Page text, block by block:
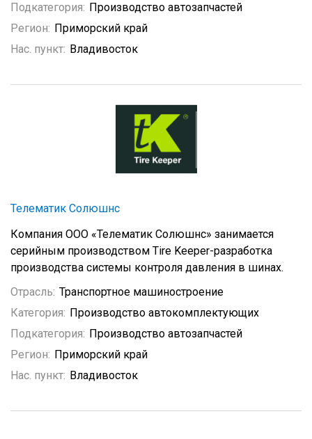
Подкатегория: Производство автозапчастей
Регион: Приморский край
Нас. пункт: Владивосток
Телематик Солюшнс
Компания ООО «Телематик Солюшнс» занимается
серийным производством Tire Keeper-разработка
производства системы контроля давления в шинах.
Отрасль: Транспортное машиностроение
Категория: Производство автокомплектующих
Подкатегория: Производство автозапчастей
Регион: Приморский край
Нас. пункт: Владивосток